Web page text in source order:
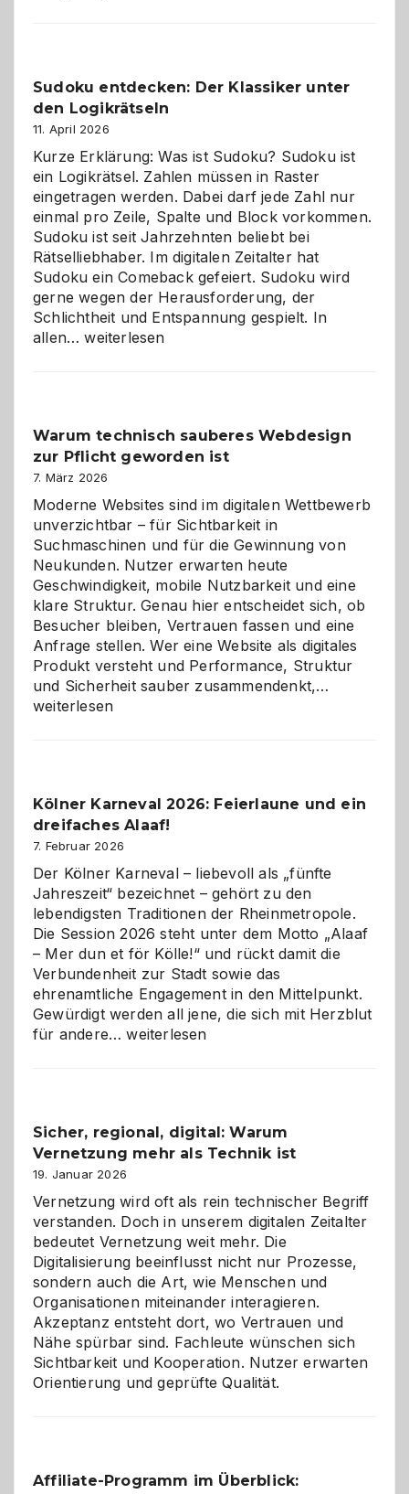
Sudoku entdecken: Der Klassiker unter
den Logikrätseln
11. April 2026
Kurze Erklärung: Was ist Sudoku? Sudoku ist
ein Logikrätsel. Zahlen müssen in Raster
eingetragen werden. Dabei darf jede Zahl nur
einmal pro Zeile, Spalte und Block vorkommen.
Sudoku ist seit Jahrzehnten beliebt bei
Rätselliebhaber. Im digitalen Zeitalter hat
Sudoku ein Comeback gefeiert. Sudoku wird
gerne wegen der Herausforderung, der
Schlichtheit und Entspannung gespielt. In
allen…Sudoku
den
Logikrätseln
weiterlesen
Warum technisch sauberes Webdesign
zur Pflicht geworden ist
7. März 2026
Moderne Websites sind im digitalen Wettbewerb
unverzichtbar – für Sichtbarkeit in
Suchmaschinen und für die Gewinnung von
Neukunden. Nutzer erwarten heute
Geschwindigkeit, mobile Nutzbarkeit und eine
klare Struktur. Genau hier entscheidet sich, ob
Besucher bleiben, Vertrauen fassen und eine
Anfrage stellen. Wer eine Website als digitales
Produkt versteht und Performance, Struktur
und Sicherheit sauber zusammendenkt,…
geworden
weiterlesen
Kölner Karneval 2026: Feierlaune und ein
dreifaches Alaaf!
7. Februar 2026
Der Kölner Karneval – liebevoll als „fünfte
Jahreszeit“ bezeichnet – gehört zu den
lebendigsten Traditionen der Rheinmetropole.
Die Session 2026 steht unter dem Motto „Alaaf
– Mer dun et för Kölle!“ und rückt damit die
Verbundenheit zur Stadt sowie das
ehrenamtliche Engagement in den Mittelpunkt.
Gewürdigt werden all jene, die sich mit Herzblut
für andere…Kölner
ein
dreifaches
Alaaf!
weiterlesen
Sicher, regional, digital: Warum
Vernetzung mehr als Technik ist
19. Januar 2026
Vernetzung wird oft als rein technischer Begriff
verstanden. Doch in unserem digitalen Zeitalter
bedeutet Vernetzung weit mehr. Die
Digitalisierung beeinflusst nicht nur Prozesse,
sondern auch die Art, wie Menschen und
Organisationen miteinander interagieren.
Akzeptanz entsteht dort, wo Vertrauen und
Nähe spürbar sind. Fachleute wünschen sich
Sichtbarkeit und Kooperation. Nutzer erwarten
Orientierung und geprüfte Qualität.
Affiliate-Programm im Überblick: